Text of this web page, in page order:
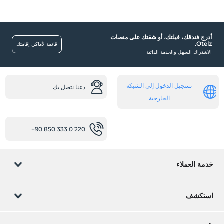
خدمة التحويل (مدفوعة)
أدرج فندقك، فيلتك، أو شقتك على منصات
Otelz.
الاشتراك السهل والخدمة الذاتية
قائمة لأماكن إقامتك
تسجيل الدخول إلى الشبكة
الخارجية
دعنا نتصل بك
+90 850 333 0 220
خدمة العملاء
إدارة الحجز
استكشف